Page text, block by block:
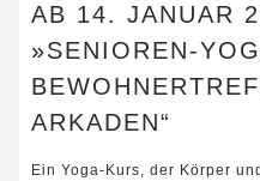
AB 14. JANUAR
»SENIOREN-
ARKADEN“
Ein Yoga-Kurs, der Körper